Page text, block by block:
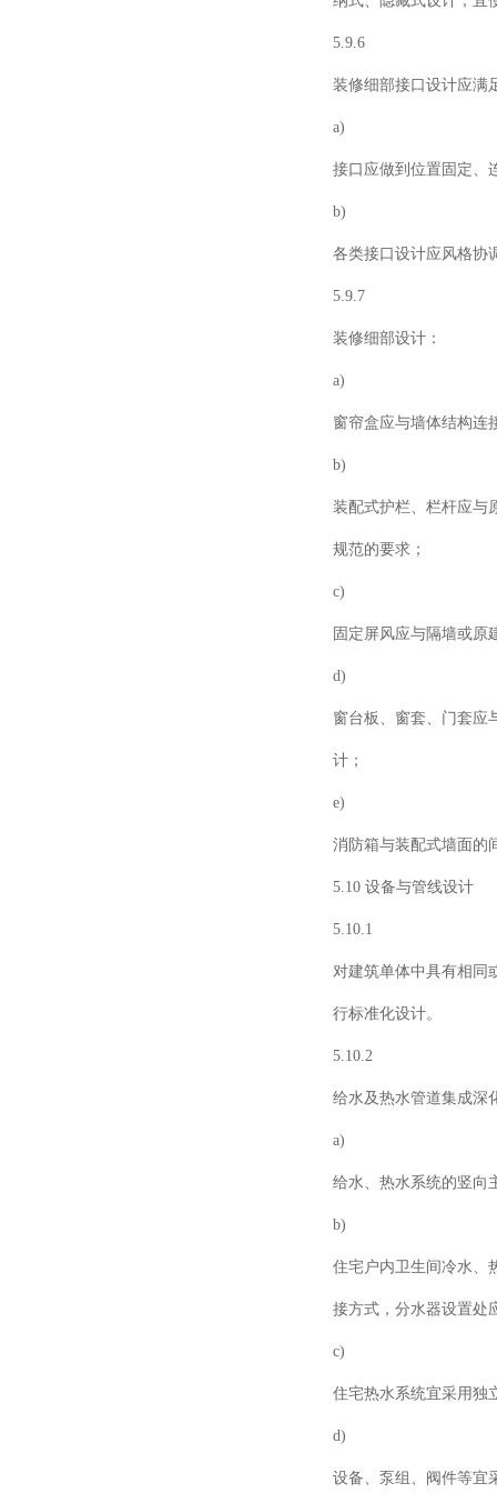
5.9.6
装修细部接口设计应满
a)
接口应做到位置固定、
b)
各类接口设计应风格协
5.9.7
装修细部设计：
a)
窗帘盒应与墙体结构连
b)
装配式护栏、栏杆应与
规范的要求；
c)
固定屏风应与隔墙或原
d)
窗台板、窗套、门套应
计；
e)
消防箱与装配式墙面的
5.10 设备与管线设计
5.10.1
对建筑单体中具有相同
行标准化设计。
5.10.2
给水及热水管道集成深
a)
给水、热水系统的竖向
b)
住宅户内卫生间冷水、
接方式，分水器设置处
c)
住宅热水系统宜采用独
d)
设备、泵组、阀件等宜